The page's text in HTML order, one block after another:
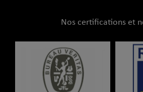
Nos certifications et